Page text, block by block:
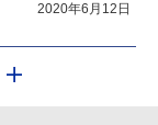
2020年6月12日